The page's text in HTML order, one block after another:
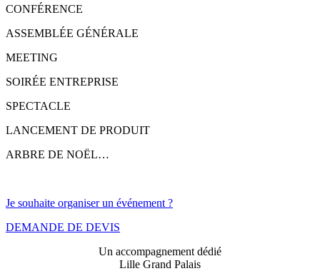
CONFÉRENCE
ASSEMBLÉE GÉNÉRALE
MEETING
SOIRÉE ENTREPRISE
SPECTACLE
LANCEMENT DE PRODUIT
ARBRE DE NOËL…
Je souhaite organiser un événement ?
DEMANDE DE DEVIS
Un accompagnement dédié
Lille Grand Palais